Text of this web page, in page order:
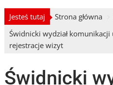
Jesteś tutaj Strona główna
Świdnicki wydział
rejestracje wizyt
Świdnicki